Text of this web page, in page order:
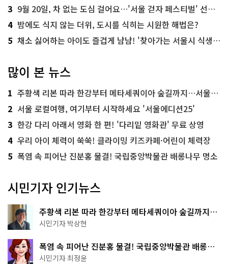
3 9월 20일, 차 없는 도심 걸어요…'서울 걷자 페스티벌' 선착순 5천명
4 밤에도 식지 않는 더위, 도시를 식히는 시원한 해법은?
5 채소 싫어하는 아이도 즐겁게 냠냠! '찾아가는 서울시 식생활 교육' 현장
많이 본 뉴스
1 주황색 리본 따라 한강부터 메타세쿼이아 숲길까지…서울둘레길 15코스
2 서울 로컬여행, 여기부터 시작하세요 '서울에디션25'
3 한강 다리 아래서 영화 한 편! '다리밑 영화관' 무료 상영
4 우리 아이 체력이 쑥쑥! 클라이밍 키즈카페·어린이 체력장
5 폭염 속 피어난 진분홍 물결! 국립중앙박물관 배롱나무 명소
시민기자 인기뉴스
주황색 리본 따라 한강부터 메타세쿼이아 숲길까지…
서울둘레길 15코스
시민기자 박상현
폭염 속 피어난 진분홍 물결! 국립중앙박물관 배롱나
무 명소
시민기자 최정윤